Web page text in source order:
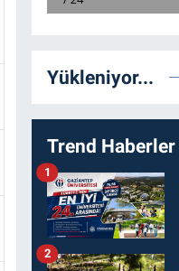
Yükleniyor...
Trend Haberler
1
2